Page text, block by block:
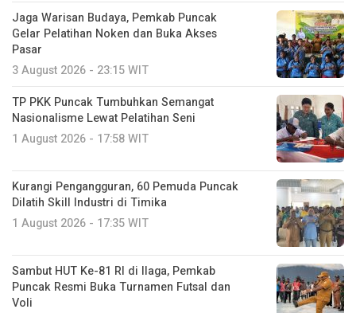
Jaga Warisan Budaya, Pemkab Puncak
Gelar Pelatihan Noken dan Buka Akses
Pasar
3 August 2026 - 23:15 WIT
TP PKK Puncak Tumbuhkan Semangat
Nasionalisme Lewat Pelatihan Seni
1 August 2026 - 17:58 WIT
Kurangi Pengangguran, 60 Pemuda Puncak
Dilatih Skill Industri di Timika
1 August 2026 - 17:35 WIT
Sambut HUT Ke-81 RI di Ilaga, Pemkab
Puncak Resmi Buka Turnamen Futsal dan
Voli